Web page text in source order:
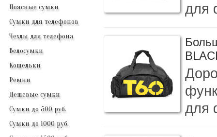
Поясные сумки
Сумки для телефонов
Чехлы для телефона
Велосумки
Кошельки
Ремни
Дешевые сумки
Сумки до 500 руб.
Сумки до 1000 руб.
для
для